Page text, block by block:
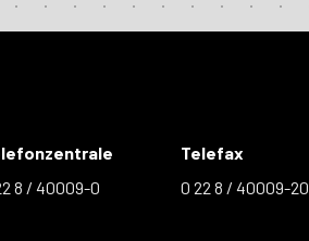
8 / 40009-0
Telefax
0 22 8 / 40009-20